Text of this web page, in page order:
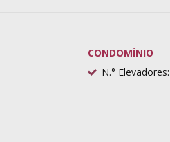
CONDOMÍNIO
N.° Elevadores: